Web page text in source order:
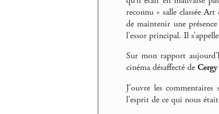
reconnu « salle classée
de maintenir une
l’essor principal. Il
Sur mon rapport
cinéma désaffecté de
J’ouvre les
l’esprit de ce qui nous